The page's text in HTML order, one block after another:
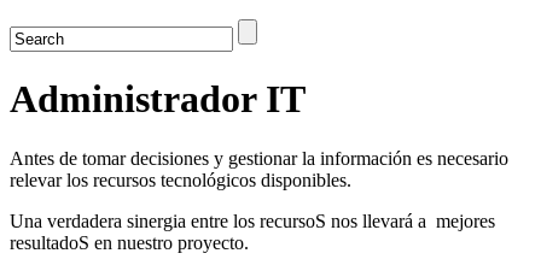
Administrador IT
Antes de tomar decisiones y gestionar la información es necesario
relevar los recursos tecnológicos disponibles.
Una verdadera sinergia entre los recursoS nos llevará a mejores
resultadoS en nuestro proyecto.